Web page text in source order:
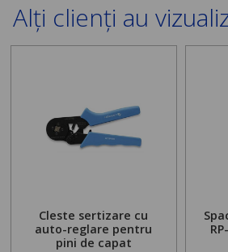
Alți clienți au
Cleste sertizare cu
auto-reglare pentru
pini de capat